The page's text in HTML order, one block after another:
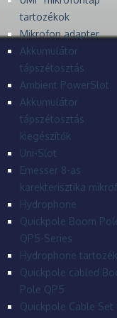
tartozékok
Mikrofon adapter
Akkumulátor
tápszétosztás
Ambient PowerSlot
Akkumulátor
tápszétosztás
kiegészítők
Uni-Slot
Emesser 8-as
karekterisztika
Hydrophone
Quickpole Boom
QP5-Series
Hydrophone
Quickpole cabled
Pole QP5
Quickpole Cable Set